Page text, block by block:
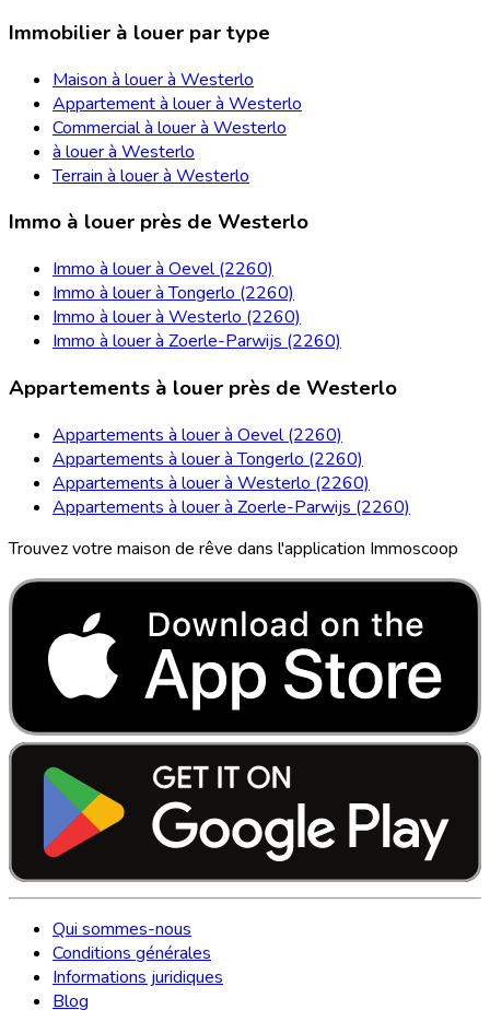
Immobilier à louer par type
Maison à louer à Westerlo
Appartement à louer à Westerlo
Commercial à louer à Westerlo
à louer à Westerlo
Terrain à louer à Westerlo
Immo à louer près de Westerlo
Immo à louer à Oevel (2260)
Immo à louer à Tongerlo (2260)
Immo à louer à Westerlo (2260)
Immo à louer à Zoerle-Parwijs (2260)
Appartements à louer près de Westerlo
Appartements à louer à Oevel (2260)
Appartements à louer à Tongerlo (2260)
Appartements à louer à Westerlo (2260)
Appartements à louer à Zoerle-Parwijs (2260)
Trouvez votre maison de rêve dans l'application Immoscoop
Qui sommes-nous
Conditions générales
Informations juridiques
Blog